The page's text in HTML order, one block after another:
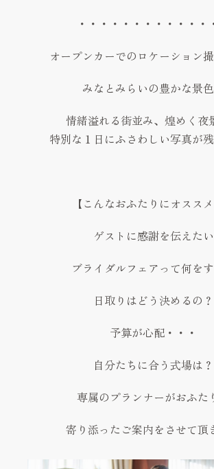
・・・・・・・・・・・・
オープンカーでのロケーション
みなとみらいの豊かな景
情緒溢れる街並み、煌めく夜
特別な１日にふさわしい写真が残
【こんなおふたりにオススメ
ゲストに感謝を伝えたい
ブライダルフェアって何を
日取りはどう決めるの？
予算が心配・・・
自分たちに合う式場は？
専属のプランナーがおふた
寄り添ったご案内をさせて頂